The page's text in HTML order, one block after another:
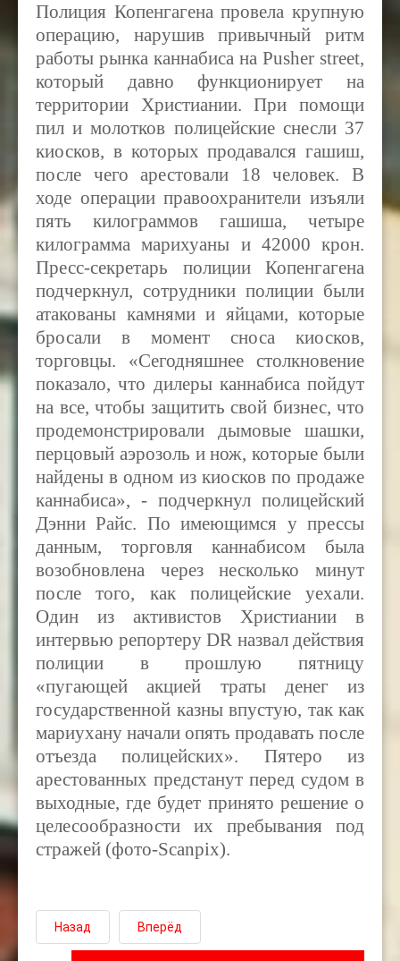
Полиция Копенгагена провела крупную
операцию, нарушив привычный ритм
работы рынка каннабиса на Pusher street,
который давно функционирует на
территории Христиании. При помощи
пил и молотков полицейские снесли 37
киосков, в которых продавался гашиш,
после чего арестовали 18 человек. В
ходе операции правоохранители изъяли
пять килограммов гашиша, четыре
килограмма марихуаны и 42000 крон.
Пресс-секретарь полиции Копенгагена
подчеркнул, сотрудники полиции были
атакованы камнями и яйцами, которые
бросали в момент сноса киосков,
торговцы. «Сегодняшнее столкновение
показало, что дилеры каннабиса пойдут
на все, чтобы защитить свой бизнес, что
продемонстрировали дымовые шашки,
перцовый аэрозоль и нож, которые были
найдены в одном из киосков по продаже
каннабиса», - подчеркнул полицейский
Дэнни Райс. По имеющимся у прессы
данным, торговля каннабисом была
возобновлена через несколько минут
после того, как полицейские уехали.
Один из активистов Христиании в
интервью репортеру DR назвал действия
полиции в прошлую пятницу
«пугающей акцией траты денег из
государственной казны впустую, так как
мариухану начали опять продавать после
отъезда полицейских». Пятеро из
арестованных предстанут перед судом в
выходные, где будет принято решение о
целесообразности их пребывания под
стражей (фото-Scanpix).
Назад Вперёд